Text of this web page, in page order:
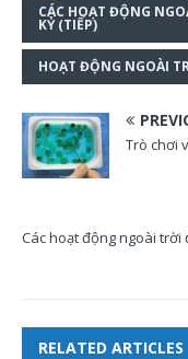
CÁC HOẠT ĐỘNG
KỶ (TIẾP)
HOẠT ĐỘNG NGOÀI
Trò chơi
Các hoạt động ngoài
RELATED ARTICLES